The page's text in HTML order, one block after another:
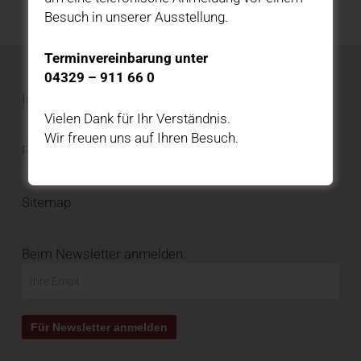
Privatsphäre und Datenschutz
Sitemap
Beim Newsletter anmelden:
Besuch in unserer Ausstellung.
Terminvereinbarung unter
04329 – 911 66 0
Vielen Dank für Ihr Verständnis.
Wir freuen uns auf Ihren Besuch.